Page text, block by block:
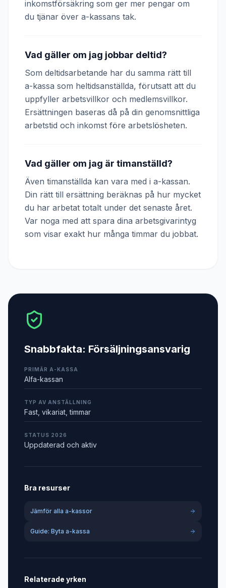
inkomstförsäkring som ger mer pengar om
du tjänar över a-kassans tak.
Vad gäller om jag jobbar deltid?
Som deltidsarbetande har du samma rätt till
a-kassa som heltidsanställda, förutsatt att du
uppfyller arbetsvillkor och medlemsvillkor.
Ersättningen baseras då på din genomsnittliga
arbetstid och inkomst före arbetslösheten.
Vad gäller om jag är timanställd?
Även timanställda kan vara med i a-kassan.
Din rätt till ersättning beräknas på hur mycket
du har arbetat totalt under det senaste året.
Var noga med att spara dina arbetsgivarintyg
som visar exakt hur många timmar du jobbat.
Snabbfakta: Försäljningsansvarig
PRIMÄR A-KASSA
Alfa-kassan
TYP AV ANSTÄLLNING
Fast, vikariat, timmar
STATUS 2026
Uppdaterad och aktiv
Bra resurser
Jämför alla a-kassor
Guide: Byta a-kassa
Relaterade yrken